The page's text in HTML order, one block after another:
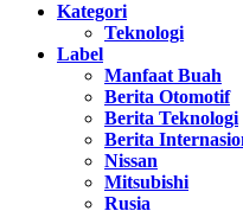
Kategori
Teknologi
Label
Manfaat Buah
Berita Otomotif
Berita Teknologi
Berita
Nissan
Mitsubishi
Rusia